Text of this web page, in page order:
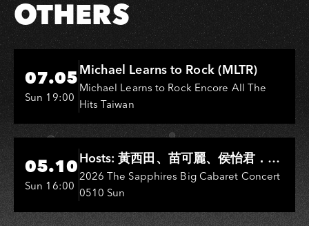
OTHERS
Hi-Ing Music Hall
07.05
Sun 19:00
Michael Learns to Rock (MLTR)
Michael Learns to Rock Encore All The
Hits Taiwan
Hi-Ing Music Hall
05.10
Sun 16:00
Hosts: 黃西田、苗可麗、侯怡君．
Entertainers: 葉啟田、鳥來嬤-吳
敏、王彩樺、王瑞霞、吳淑敏、施文
彬、邵大倫、曹雅雯、陳孟賢、黃露
2026 The Sapphires Big Cabaret Concert
0510 Sun